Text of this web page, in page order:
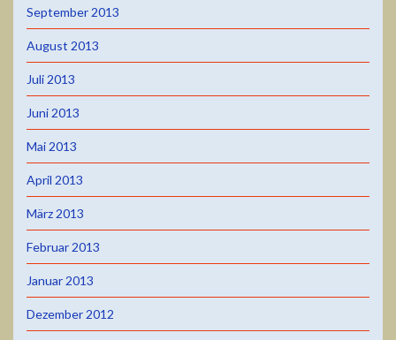
September 2013
August 2013
Juli 2013
Juni 2013
Mai 2013
April 2013
März 2013
Februar 2013
Januar 2013
Dezember 2012